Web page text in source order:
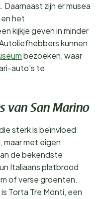
zijn er musea
en het
kijkje geven in minder
kunnen
bezoeken, waar
auto’s te
van San Marino
sterk is beïnvloed
maar met eigen
de bekendste
Italiaans platbrood
of verse groenten.
Torta Tre Monti, een